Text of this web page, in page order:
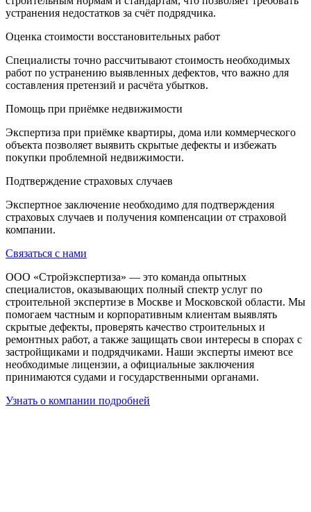
устранения недостатков за счёт подрядчика.
Оценка стоимости восстановительных работ
Специалисты точно рассчитывают стоимость необходимых
работ по устранению выявленных дефектов, что важно для
составления претензий и расчёта убытков.
Помощь при приёмке недвижимости
Экспертиза при приёмке квартиры, дома или коммерческого
объекта позволяет выявить скрытые дефекты и избежать
покупки проблемной недвижимости.
Подтверждение страховых случаев
Экспертное заключение необходимо для подтверждения
страховых случаев и получения компенсации от страховой
компании.
Связаться с нами
ООО «Стройэкспертиза» — это команда опытных
специалистов, оказывающих полный спектр услуг по
строительной экспертизе в Москве и Московской области. Мы
помогаем частным и корпоративным клиентам выявлять
скрытые дефекты, проверять качество строительных и
ремонтных работ, а также защищать свои интересы в спорах с
застройщиками и подрядчиками. Наши эксперты имеют все
необходимые лицензии, а официальные заключения
принимаются судами и государственными органами.
Узнать о компании подробней